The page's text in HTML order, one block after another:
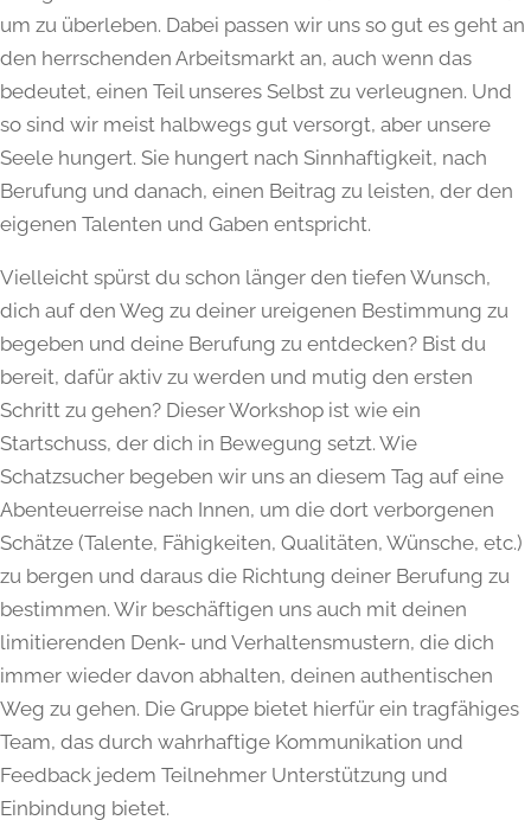
um zu überleben. Dabei passen wir uns so gut es geht an
den herrschenden Arbeitsmarkt an, auch wenn das
bedeutet, einen Teil unseres Selbst zu verleugnen. Und
so sind wir meist halbwegs gut versorgt, aber unsere
Seele hungert. Sie hungert nach Sinnhaftigkeit, nach
Berufung und danach, einen Beitrag zu leisten, der den
eigenen Talenten und Gaben entspricht.
Vielleicht spürst du schon länger den tiefen Wunsch,
dich auf den Weg zu deiner ureigenen Bestimmung zu
begeben und deine Berufung zu entdecken? Bist du
bereit, dafür aktiv zu werden und mutig den ersten
Schritt zu gehen? Dieser Workshop ist wie ein
Startschuss, der dich in Bewegung setzt. Wie
Schatzsucher begeben wir uns an diesem Tag auf eine
Abenteuerreise nach Innen, um die dort verborgenen
Schätze (Talente, Fähigkeiten, Qualitäten, Wünsche, etc.)
zu bergen und daraus die Richtung deiner Berufung zu
bestimmen. Wir beschäftigen uns auch mit deinen
limitierenden Denk- und Verhaltensmustern, die dich
immer wieder davon abhalten, deinen authentischen
Weg zu gehen. Die Gruppe bietet hierfür ein tragfähiges
Team, das durch wahrhaftige Kommunikation und
Feedback jedem Teilnehmer Unterstützung und
Einbindung bietet.